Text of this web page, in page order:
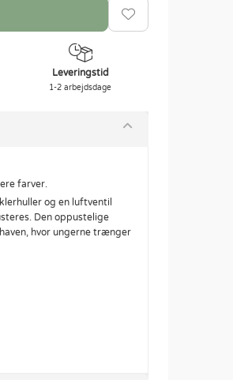
Leveringstid
1-2 arbejdsdage
farver.
og en luftventil
Den oppustelige
hvor ungerne trænger